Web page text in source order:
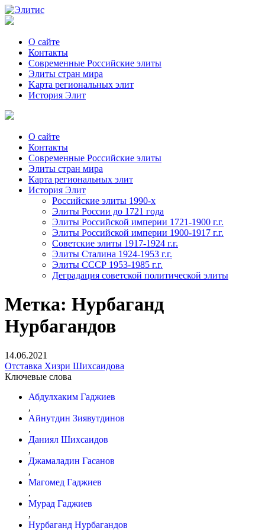
О сайте
Контакты
Современные Российские элиты
Элиты стран мира
Kартa региональных элит
История Элит
О сайте
Контакты
Современные Российские элиты
Элиты стран мира
Картa региональных элит
История Элит
Российские элиты 1990-х
Элиты России до 1721 года
Элиты Российской империи 1721-1900 г.г.
Элиты Российской империи 1900-1917 г.г.
Советские элиты 1917-1924 г.г.
Элиты Сталина 1924-1953 г.г.
Элиты СССР 1953-1985 г.г.
Деградация советской политической элиты
Метка: Нурбаганд
Нурбагандов
14.06.2021
Отставка Хизри Шихсаидова
Ключевые слова
Абдулхаким Гаджиев
,
Айнутдин Зиявутдинов
,
Даниял Шихсаидов
,
Джамаладин Гасанов
,
Магомед Гаджиев
,
Мурад Гаджиев
,
Нурбаганд Нурбагандов